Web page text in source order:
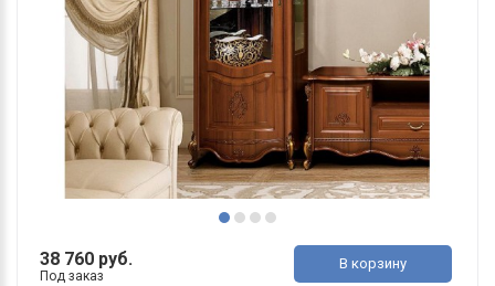
38 760 руб.
Под заказ
В корзину